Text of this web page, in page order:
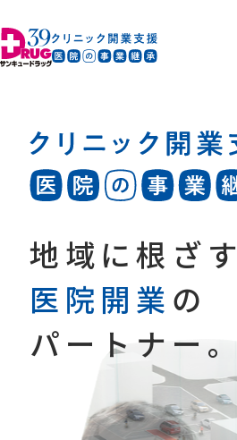
ホーム
開業支援実績
地域に根ざす
医院開業 の
パートナー。